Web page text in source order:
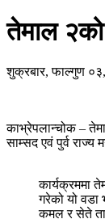
तेमाल
शुक्रबार, फाल्गुण
काभ्रेपलान्चोक –
साम्सद एवं पुर्व राज्य
कार्यक्रममा
गरेको यो
कमल र सेते